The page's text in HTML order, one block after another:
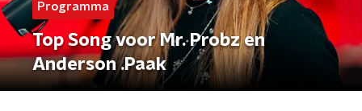
Programma
Top Song voor Mr. Probz en
Anderson .Paak